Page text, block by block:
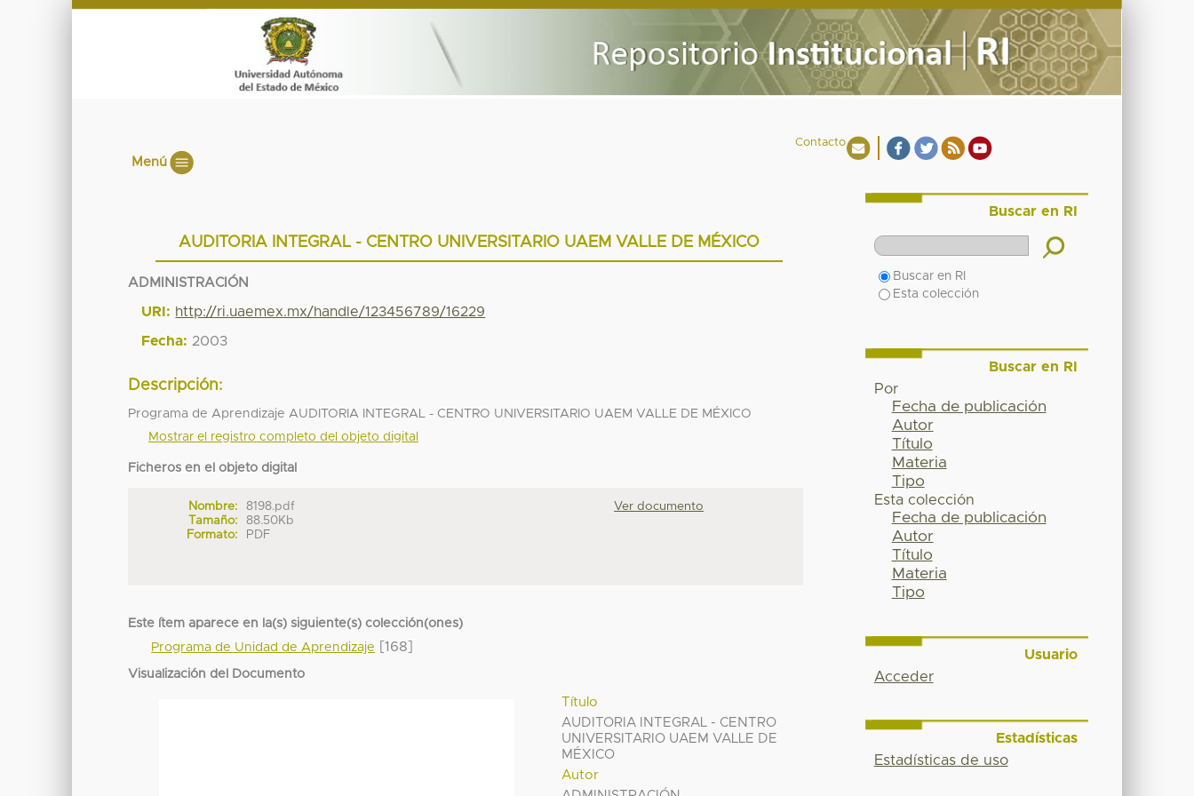
Contacto
Menú
AUDITORIA INTEGRAL - CENTRO UNIVERSITARIO UAEM VALLE DE MÉXICO
ADMINISTRACIÓN
URI: http://ri.uaemex.mx/handle/123456789/16229
Fecha: 2003
Descripción:
Programa de Aprendizaje AUDITORIA INTEGRAL - CENTRO UNIVERSITARIO UAEM VALLE DE MÉXICO
Mostrar el registro completo del objeto digital
Ficheros en el objeto digital
Nombre:
8198.pdf
Tamaño:
88.50Kb
Formato:
PDF
Ver documento
Este ítem aparece en la(s) siguiente(s) colección(ones)
Programa de Unidad de Aprendizaje
[168]
Visualización del Documento
Título
AUDITORIA INTEGRAL - CENTRO
UNIVERSITARIO UAEM VALLE DE
MÉXICO
Autor
Buscar en RI
Buscar en RI
Esta colección
Buscar en RI
Por
Fecha de publicación
Autor
Título
Materia
Tipo
Esta colección
Fecha de publicación
Autor
Título
Materia
Tipo
Usuario
Acceder
Estadísticas
Estadísticas de uso